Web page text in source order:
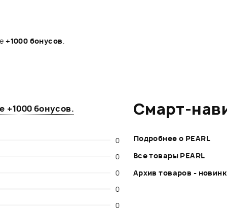
+1000 бонусов.
+1000 бонусов.
0
0
0
0
0
Смарт-
Подробнее о PEARL
Все товары PEARL
Архив товаров -